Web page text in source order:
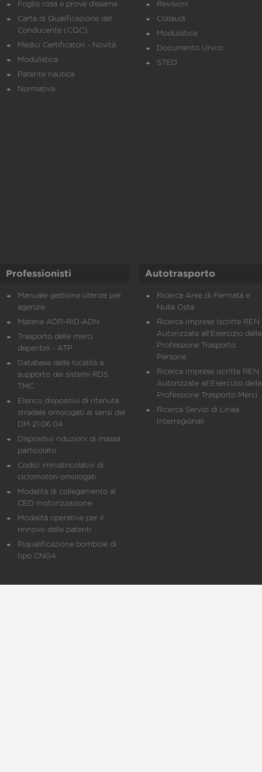
Foglio rosa e prove d’esame
Carta di Qualificazione del
Conducente (CQC)
Medici Certificatori - Novità
Modulistica
Patente nautica
Normativa
Revisioni
Collaudi
Modulistica
Documento Unico
STED
Professionisti
Manuale gestione utenze per
agenzie
Materia ADR-RID-ADN
Trasporto delle merci
deperibili - ATP
Database delle località a
supporto dei sistemi RDS
TMC
Elenco dispositivi di ritenuta
stradale omologati ai sensi del
DM 21.06.04
Dispositivi riduzioni di massa
particolato
Codici immatricolativi di
ciclomotori omologati
Modalità di collegamento al
CED motorizzazione
Modalità operative per il
rinnovo delle patenti
Riqualificazione bombole di
tipo CNG4
Autotrasporto
Ricerca Aree di Fermata e
Nulla Osta
Ricerca Imprese Iscritte REN
Autorizzate all'Esercizio della
Professione Trasporto
Persone
Ricerca Imprese iscritte REN
Autorizzate all'Esercizio della
Professione Trasporto Merci
Ricerca Servizi di Linea
Interregionali